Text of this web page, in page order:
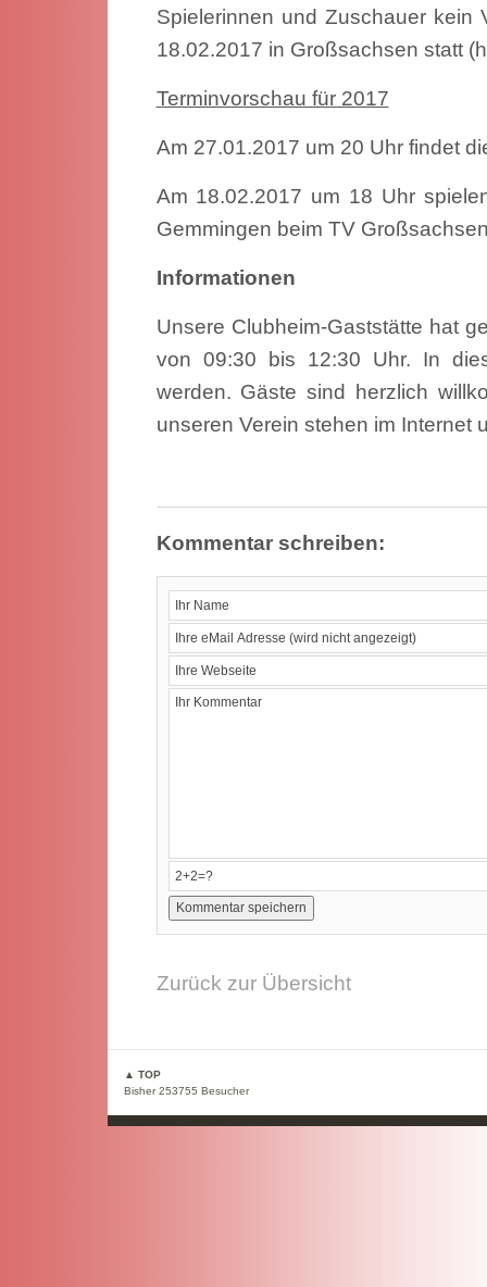
Spielerinnen und Zuschauer kein
18.02.2017 in Großsachsen statt
Terminvorschau für 2017
Am 27.01.2017 um 20 Uhr findet
Am 18.02.2017 um 18 Uhr
Gemmingen beim TV
Informationen
Unsere Clubheim-Gaststätte hat
von 09:30 bis 12:30 Uhr. In
werden. Gäste sind herzlich
unseren Verein stehen im Internet
Kommentar schreiben:
Zurück zur Übersicht
▲ TOP
Bisher 253755 Besucher